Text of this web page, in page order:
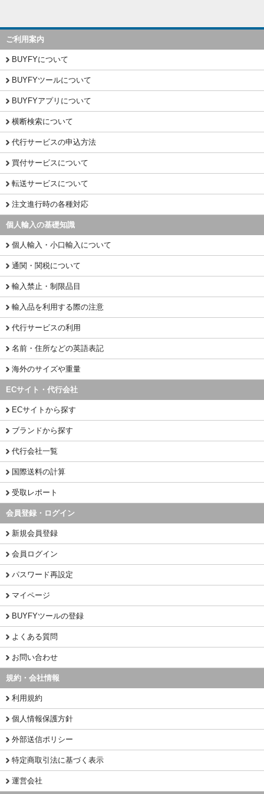
ご利用案内
BUYFYについて
BUYFYツールについて
BUYFYアプリについて
横断検索について
代行サービスの申込方法
買付サービスについて
転送サービスについて
注文進行時の各種対応
個人輸入の基礎知識
個人輸入・小口輸入について
通関・関税について
輸入禁止・制限品目
輸入品を利用する際の注意
代行サービスの利用
名前・住所などの英語表記
海外のサイズや重量
ECサイト・代行会社
ECサイトから探す
ブランドから探す
代行会社一覧
国際送料の計算
受取レポート
会員登録・ログイン
新規会員登録
会員ログイン
パスワード再設定
マイページ
BUYFYツールの登録
よくある質問
お問い合わせ
規約・会社情報
利用規約
個人情報保護方針
外部送信ポリシー
特定商取引法に基づく表示
運営会社